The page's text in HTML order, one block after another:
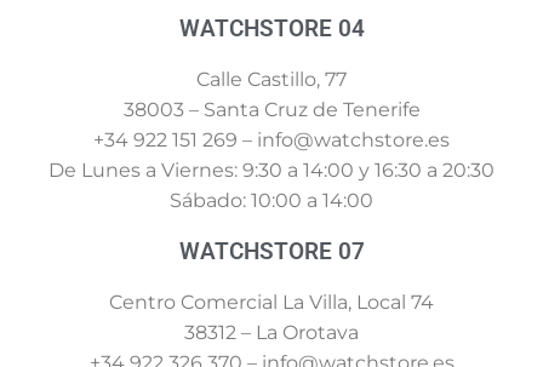
WATCHSTORE 04
Calle Castillo, 77
38003 – Santa Cruz de Tenerife
+34 922 151 269 – info@watchstore.es
De Lunes a Viernes: 9:30 a 14:00 y 16:30 a 20:30
Sábado: 10:00 a 14:00
WATCHSTORE 07
Centro Comercial La Villa, Local 74
38312 – La Orotava